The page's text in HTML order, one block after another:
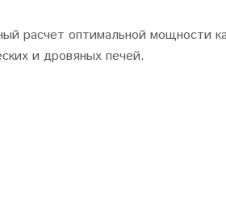
расчет оптимальной мощности
и дровяных печей.